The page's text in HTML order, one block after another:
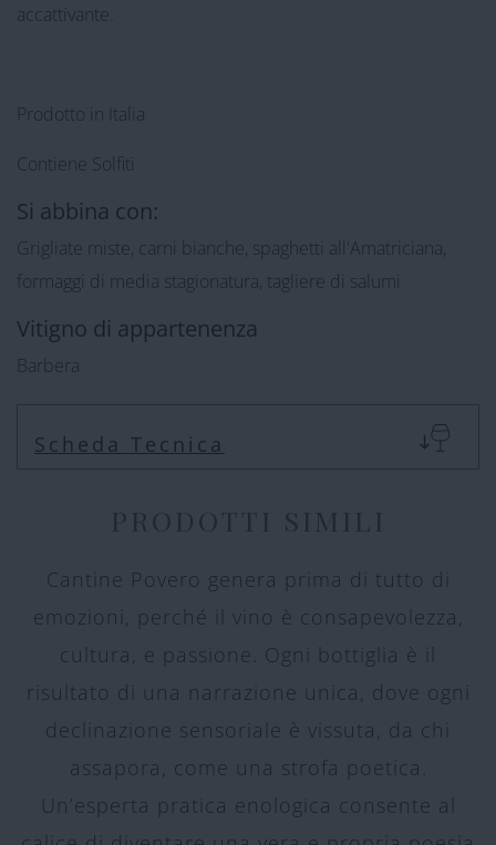
accattivante.
Prodotto in Italia
Contiene Solfiti
Si abbina con:
Grigliate miste, carni bianche, spaghetti all'Amatriciana,
formaggi di media stagionatura, tagliere di salumi
Vitigno di appartenenza
Barbera
Scheda Tecnica
PRODOTTI SIMILI
Cantine Povero genera prima di tutto di
emozioni, perché il vino è consapevolezza,
cultura, e passione. Ogni bottiglia è il
risultato di una narrazione unica, dove ogni
declinazione sensoriale è vissuta, da chi
assapora, come una strofa poetica.
Un’esperta pratica enologica consente al